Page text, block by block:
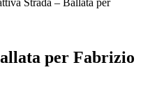
Strada – Ballata per
per Fabrizio